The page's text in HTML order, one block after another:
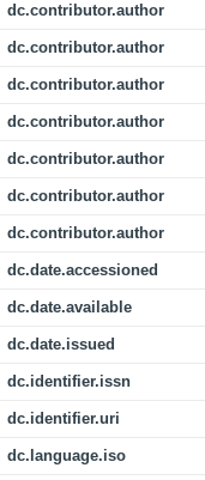
dc.contributor.author
dc.contributor.author
dc.contributor.author
dc.contributor.author
dc.contributor.author
dc.contributor.author
dc.contributor.author
dc.date.accessioned
dc.date.available
dc.date.issued
dc.identifier.issn
dc.identifier.uri
dc.language.iso